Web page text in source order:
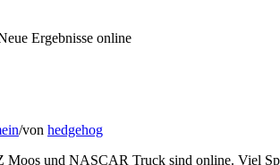
Ergebnisse online
/von hedgehog
Moos und NASCAR Truck sind online. Viel